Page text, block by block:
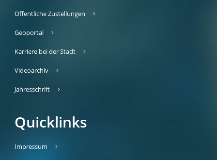
Öffentliche Zustellungen
Geoportal
Karriere bei der Stadt
Videoarchiv
Jahresschrift
Quicklinks
Impressum